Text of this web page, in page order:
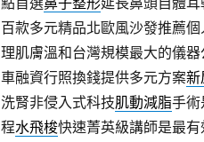
百款多元精品北歐風沙發推薦
理肌膚溫和台灣規模最大的儀
車融資行照換錢提供多元方案新
洗腎非侵入式科技肌動減脂手術
程水飛梭快速菁英級講師是最